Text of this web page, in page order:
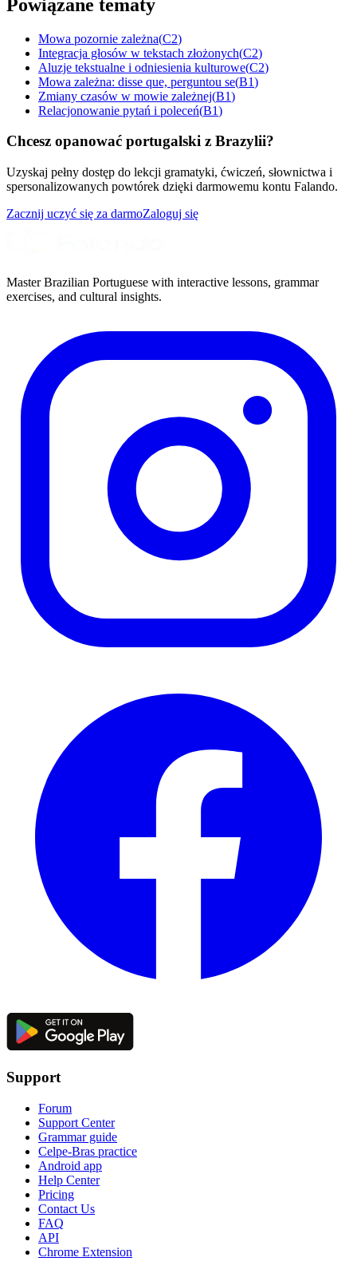
Powiązane tematy
Mowa pozornie zależna(C2)
Integracja głosów w tekstach złożonych(C2)
Aluzje tekstualne i odniesienia kulturowe(C2)
Mowa zależna: disse que, perguntou se(B1)
Zmiany czasów w mowie zależnej(B1)
Relacjonowanie pytań i poleceń(B1)
Chcesz opanować portugalski z Brazylii?
Uzyskaj pełny dostęp do lekcji gramatyki, ćwiczeń, słownictwa i
spersonalizowanych powtórek dzięki darmowemu kontu Falando.
Zacznij uczyć się za darmoZaloguj się
Master Brazilian Portuguese with interactive lessons, grammar
exercises, and cultural insights.
Support
Forum
Support Center
Grammar guide
Celpe-Bras practice
Android app
Help Center
Pricing
Contact Us
FAQ
API
Chrome Extension